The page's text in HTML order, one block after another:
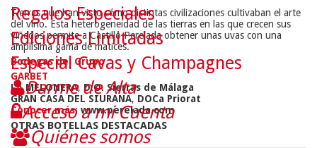
Tierras que han visto cómo distintas civilizaciones cultivaban el arte
del vino. Esta heterogeneidad de las tierras en las que crecen sus
viñedos permite a Castillo Perelada obtener unas uvas con una
amplísima gama de matices.
Bodegas del Grupo
GARBET
LA MELONERA, D.O. Sierras de Málaga
GRAN CASA DEL SIURANA, DOCa Priorat
Conocer más: www.perelada.com
OTRAS BOTELLAS DESTACADAS
Regalos Especiales
Ediciones Limitadas
Especial Cavas y Champagnes
Darme de Alta
Acceso a mi Cuenta
Quiénes somos